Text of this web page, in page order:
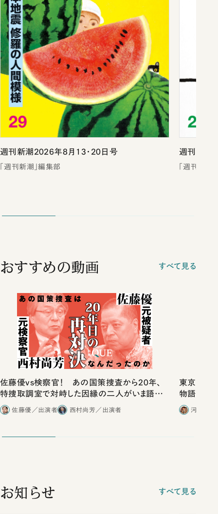
週刊新潮2026年8月13・20日号
「週刊新潮」編集部
週刊新潮
「週刊新潮
おすすめの動画 すべて見る
佐藤優vs検察官！ あの国策捜査から20年、
特捜取調室で対峙した因縁の二人がいま語り
合ったこと
佐藤優／出演者 西村尚芳／出演者
東京は都
物語」に
河野有
お知らせ すべて見る